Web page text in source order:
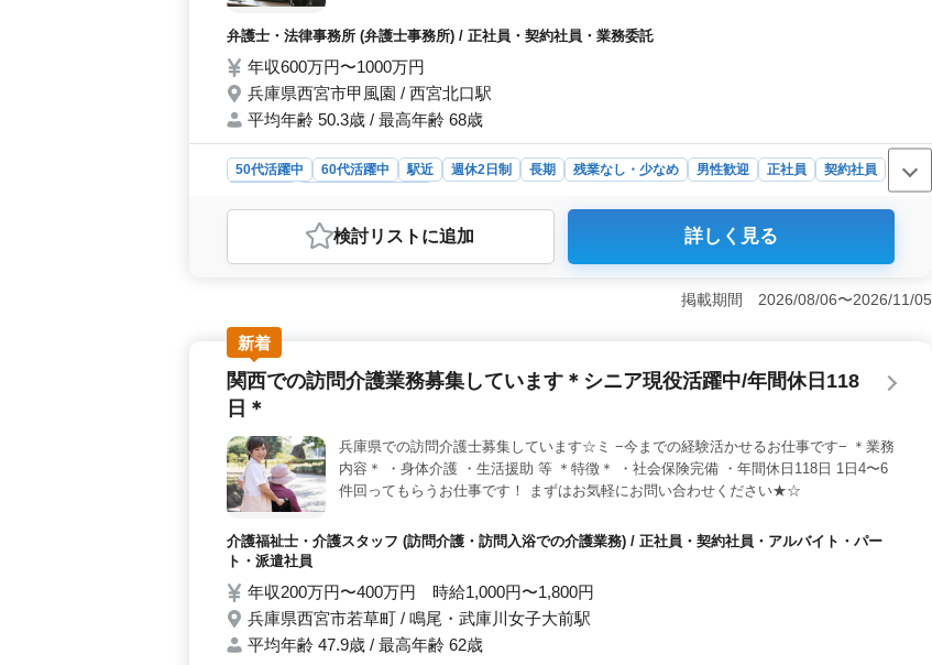
弁護士・法律事務所 (弁護士事務所) / 正社員・契約社員・業務委託
年収600万円〜1000万円
兵庫県西宮市甲風園 / 西宮北口駅
平均年齢 50.3歳 / 最高年齢 68歳
50代活躍中 60代活躍中 駅近 週休2日制 長期 残業なし・少なめ 男性歓迎 正社員
契約社員
おすすめポイント
＜働きやすさ＞ 週休2日制を採用しています。残業が少なく、ワークライフバランスを重視の
歓迎＞ 50代、60代の方が活躍しており、平均年齢は50.3歳です。長年の経験や知識を活用でき
故、不倫慰謝料、DV問題、氏の変更の問題など、多様な案件を取り扱っています。個人受任も可
能で、弁護士費用は事務所負担です。
検討リスト に追加 詳しく見る
掲載期間 2026/08/06〜2026/11/05
新着
関西での訪問介護業務募集しています＊シニア現役活躍中/年間休日118
日＊
兵庫県での訪問介護士募集しています☆ミ −今までの経験活かせるお仕事です− ＊業務
内容＊ ・身体介護 ・生活援助 等 ＊特徴＊ ・社会保険完備 ・年間休日118日 1日4〜6
件回ってもらうお仕事です！ まずはお気軽にお問い合わせください★☆
介護福祉士・介護スタッフ (訪問介護・訪問入浴での介護業務) / 正社員・契約社員・アルバイト・パー
ト・派遣社員
年収200万円〜400万円 時給1,000円〜1,800円
兵庫県西宮市若草町 / 鳴尾・武庫川女子大前駅
平均年齢 47.9歳 / 最高年齢 62歳